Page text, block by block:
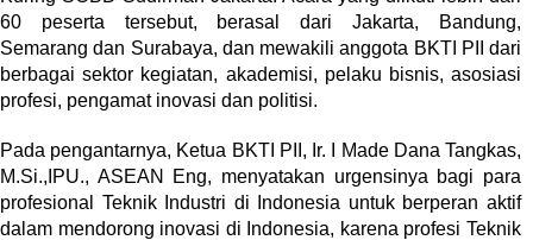
60 peserta tersebut, berasal dari Jakarta, Bandung,
Semarang dan Surabaya, dan mewakili anggota BKTI PII dari
berbagai sektor kegiatan, akademisi, pelaku bisnis, asosiasi
profesi, pengamat inovasi dan politisi.
Pada pengantarnya, Ketua BKTI PII, Ir. I Made Dana Tangkas,
M.Si.,IPU., ASEAN Eng, menyatakan urgensinya bagi para
profesional Teknik Industri di Indonesia untuk berperan aktif
dalam mendorong inovasi di Indonesia, karena profesi Teknik